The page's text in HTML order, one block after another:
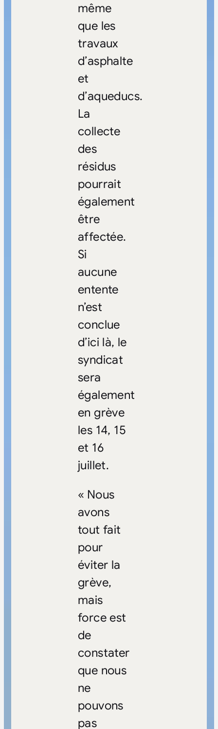
même
que les
travaux
d’asphalte
et
d’aqueducs.
La
collecte
des
résidus
pourrait
également
être
affectée.
Si
aucune
entente
n’est
conclue
d’ici là, le
syndicat
sera
également
en grève
les 14, 15
et 16
juillet.
« Nous
avons
tout fait
pour
éviter la
grève,
mais
force est
de
constater
que nous
ne
pouvons
pas